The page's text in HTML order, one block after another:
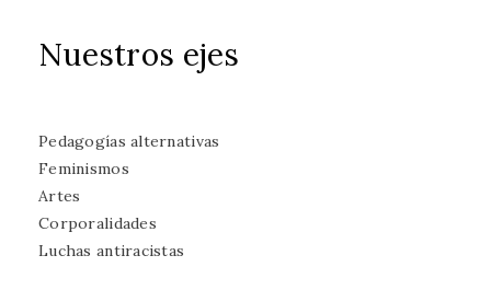
Nuestros ejes
Pedagogías alternativas
Feminismos
Artes
Corporalidades
Luchas antiracistas